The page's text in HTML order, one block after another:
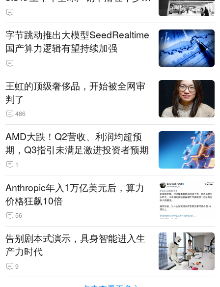
14.3万辆
字节跳动推出大模型SeedRealtime
国产算力逻辑有望持续加强
王虹的顶级奢侈品，开始被全网审
判了
486
AMD大跌！Q2营收、利润均超预
期，Q3指引未满足激进投资者预期
1
Anthropic年入1万亿美元后，算力
价格狂飙10倍
56
告别剧本式演示，具身智能进入生
产力时代
9